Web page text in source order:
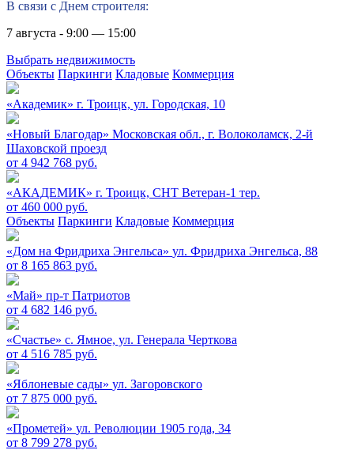
В связи с Днем строителя:
7 августа - 9:00 — 15:00
Выбрать недвижимость
Объекты Паркинги Кладовые Коммерция
«Академик» г. Троицк, ул. Городская, 10
«Новый Благодар» Московская обл., г. Волоколамск, 2-й
Шаховской проезд
от 4 942 768 руб.
«АКАДЕМИК» г. Троицк, СНТ Ветеран-1 тер.
от 460 000 руб.
Объекты Паркинги Кладовые Коммерция
«Дом на Фридриха Энгельса» ул. Фридриха Энгельса, 88
от 8 165 863 руб.
«Май» пр-т Патриотов
от 4 682 146 руб.
«Счастье» c. Ямное, ул. Генерала Черткова
от 4 516 785 руб.
«Яблоневые сады» ул. Загоровского
от 7 875 000 руб.
«Прометей» ул. Революции 1905 года, 34
от 8 799 278 руб.